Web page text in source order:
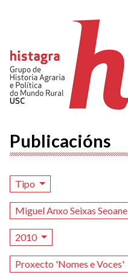
Publicacións
Tipo
Miguel Anxo Seixas Seoane
2010
Proxecto 'Nomes e Voces'